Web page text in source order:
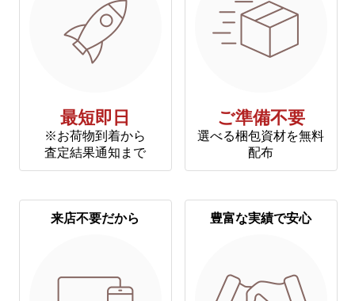
最短即日
※お荷物到着から
査定結果通知まで
ご準備不要
選べる梱包資材を無料
配布
来店不要だから 豊富な実績で安心